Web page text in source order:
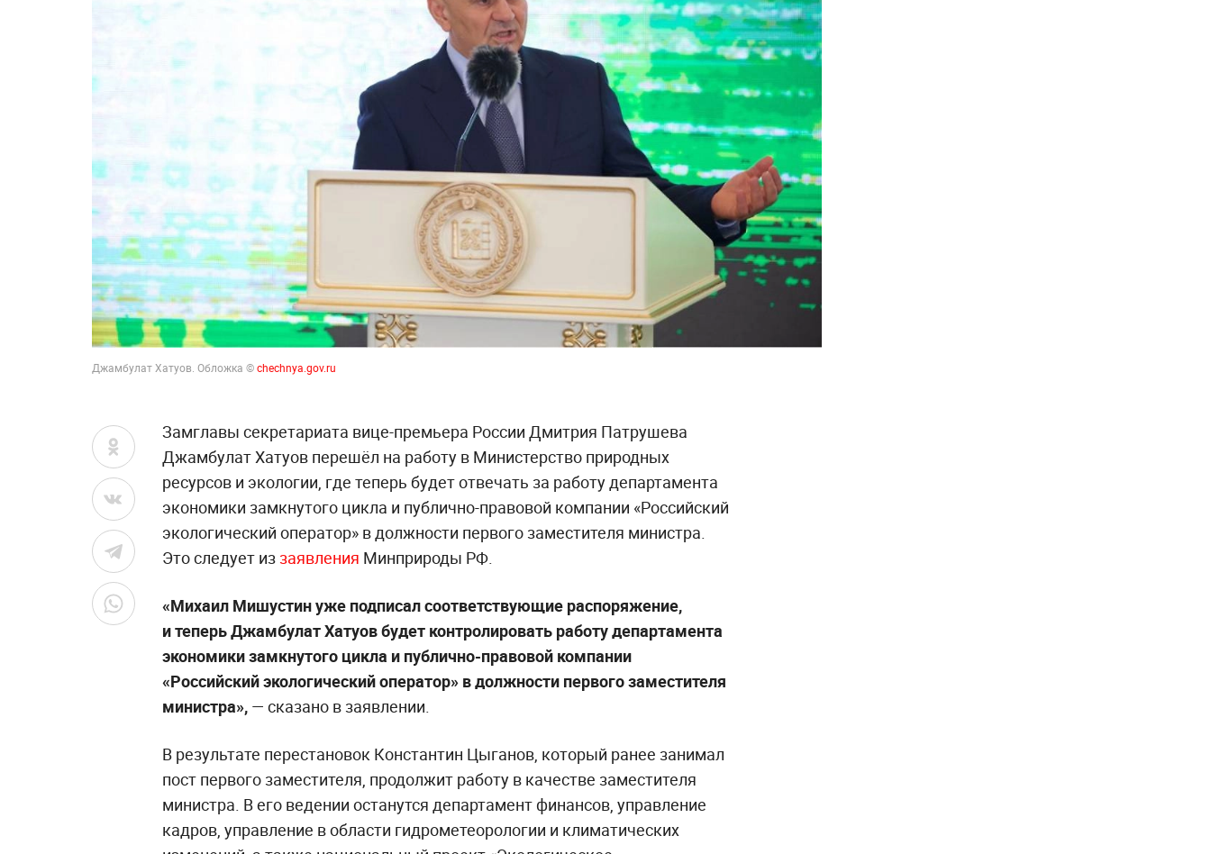
Джамбулат Хатуов. Обложка ©chechnya.gov.ru
Замглавы секретариата вице-премьера России Дмитрия Патрушева
Джамбулат Хатуов перешёл на работу в Министерство природных
ресурсов и экологии, где теперь будет отвечать за работу департамента
экономики замкнутого цикла и публично-правовой компании «Российский
экологический оператор» в должности первого заместителя министра.
Это следует иззаявления Минприроды РФ.
«Михаил Мишустин уже подписал соответствующие распоряжение,
и теперь Джамбулат Хатуов будет контролировать работу департамента
экономики замкнутого цикла и публично-правовой компании
«Российский экологический оператор» в должности первого заместителя
министра», — сказано в заявлении.
В результате перестановок Константин Цыганов, который ранее занимал
пост первого заместителя, продолжит работу в качестве заместителя
министра. В его ведении останутся департамент финансов, управление
кадров, управление в области гидрометеорологии и климатических